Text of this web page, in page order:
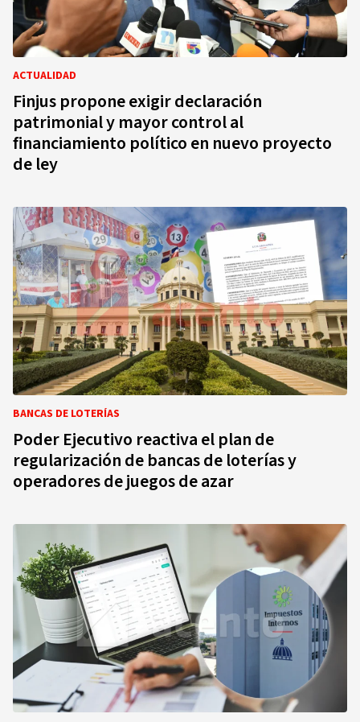
ACTUALIDAD
Finjus propone exigir declaración
patrimonial y mayor control al
financiamiento político en nuevo proyecto
de ley
BANCAS DE LOTERÍAS
Poder Ejecutivo reactiva el plan de
regularización de bancas de loterías y
operadores de juegos de azar